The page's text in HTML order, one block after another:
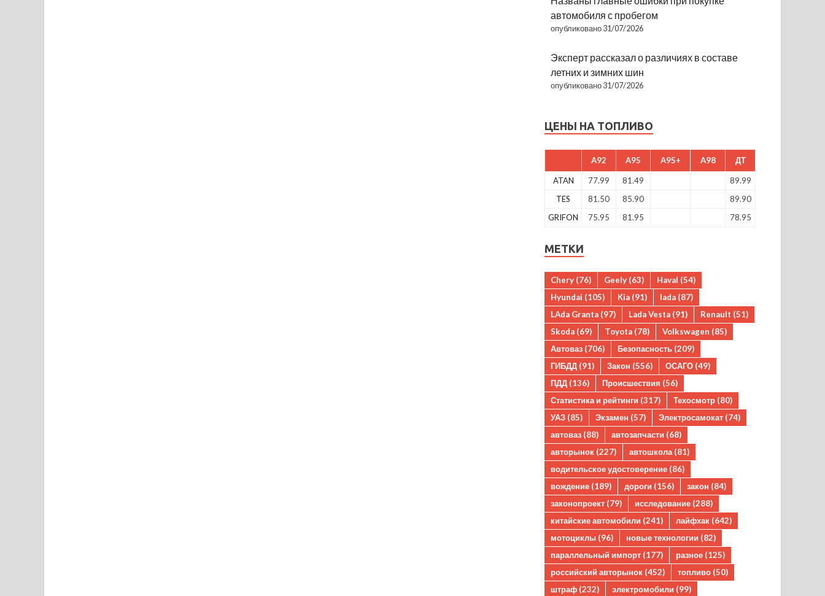
автомобиля с пробегом
опубликовано 31/07/2026
Эксперт рассказал о различиях в составе
летних и зимних шин
опубликовано 31/07/2026
ЦЕНЫ НА ТОПЛИВО
A92 A95 A95+ A98 ДТ
ATAN 77.99 81.49
89.99
TES
81.50 85.90
89.90
GRIFON
75.95 81.95 78.95
МЕТКИ
Chery (76) Geely (63) Haval (54)
Hyundai (105) Kia (91) lada (87)
LAda Granta (97) Lada Vesta (91) Renault (51)
Skoda (69) Toyota (78) Volkswagen (85)
Автоваз (706) Безопасность (209)
ГИБДД (91) Закон (556) ОСАГО (49)
ПДД (136) Происшествия (56)
Статистика и рейтинги (317) Техосмотр (80)
УАЗ (85) Экзамен (57) Электросамокат (74)
автоваз (88) автозапчасти (68)
авторынок (227) автошкола (81)
водительское удостоверение (86)
вождение (189) дороги (156) закон (84)
законопроект (79) исследование (288)
китайские автомобили (241) лайфхак (642)
мотоциклы (96) новые технологии (82)
параллельный импорт (177) разное (125)
российский авторынок (452) топливо (50)
штраф (232) электромобили (99)